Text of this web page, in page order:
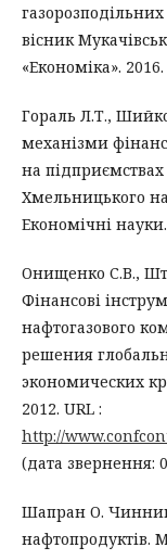
вісник
«Економіка».
Гораль Л.Т.,
механізми
на підприємствах
Хмельницького
Економічні
Онищенко С.В.,
Фінансові
нафтогазового
решения
экономических
2012. URL :
http://
(дата звернення:
Шапран О.
нафтопродуктів.